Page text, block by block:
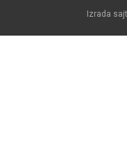
Izrada